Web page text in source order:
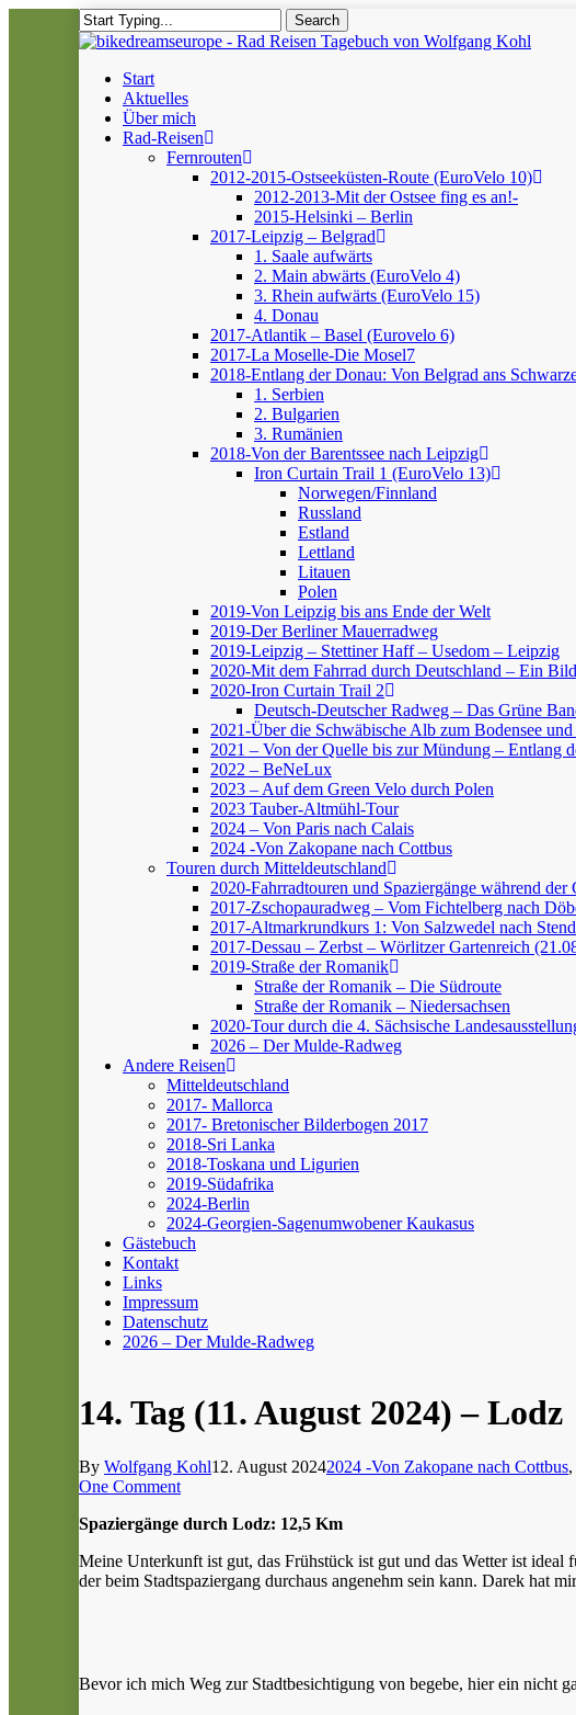
Search
Close
Menu
Start
Aktuelles
Über mich
Rad-Reisen
Fernrouten
2012-2015-Ostseeküsten-Route (EuroVelo 10)
2012-2013-Mit der Ostsee fing es an!-
2015-Helsinki – Berlin
2017-Leipzig – Belgrad
1. Saale aufwärts
2. Main abwärts (EuroVelo 4)
3. Rhein aufwärts (EuroVelo 15)
4. Donau
2017-Atlantik – Basel (Eurovelo 6)
2017-La Moselle-Die Mosel7
2018-Entlang der Donau: Von Belgrad ans
1. Serbien
2. Bulgarien
3. Rumänien
2018-Von der Barentssee nach Leipzig
Iron Curtain Trail 1 (EuroVelo 13)
Norwegen/Finnland
Russland
Estland
Lettland
Litauen
Polen
2019-Von Leipzig bis ans Ende der Welt
2019-Der Berliner Mauerradweg
2019-Leipzig – Stettiner Haff – Usedom – Leipzig
2020-Mit dem Fahrrad durch Deutschland – Ein
2020-Iron Curtain Trail 2
Deutsch-Deutscher Radweg – Das Grüne
2021-Über die Schwäbische Alb zum Bodensee
2021 – Von der Quelle bis zur Mündung – Entlang
2022 – BeNeLux
2023 – Auf dem Green Velo durch Polen
2023 Tauber-Altmühl-Tour
2024 – Von Paris nach Calais
2024 -Von Zakopane nach Cottbus
Touren durch Mitteldeutschland
2020-Fahrradtouren und Spaziergänge während der
2017-Zschopauradweg – Vom Fichtelberg nach
2017-Altmarkrundkurs 1: Von Salzwedel nach
2017-Dessau – Zerbst – Wörlitzer Gartenreich
2019-Straße der Romanik
Straße der Romanik – Die Südroute
Straße der Romanik – Niedersachsen
2020-Tour durch die 4. Sächsische
2026 – Der Mulde-Radweg
Andere Reisen
Mitteldeutschland
2017- Mallorca
2017- Bretonischer Bilderbogen 2017
2018-Sri Lanka
2018-Toskana und Ligurien
2019-Südafrika
2024-Berlin
2024-Georgien-Sagenumwobener Kaukasus
Gästebuch
Kontakt
Links
Impressum
Datenschutz
2026 – Der Mulde-Radweg
14. Tag (11. August 2024) – Lodz
By Wolfgang Kohl12. August 20242024 -Von Zakopane nach Cottbus,
One Comment
Spaziergänge durch Lodz: 12,5 Km
Meine Unterkunft ist gut, das Frühstück ist gut und das Wetter ist
der beim Stadtspaziergang durchaus angenehm sein kann. Darek hat
Bevor ich mich Weg zur Stadtbesichtigung von begebe, hier ein nicht